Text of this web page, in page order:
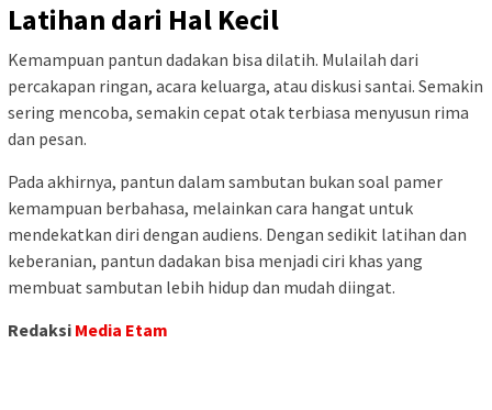
Latihan dari Hal Kecil
Kemampuan pantun dadakan bisa dilatih. Mulailah dari
percakapan ringan, acara keluarga, atau diskusi santai. Semakin
sering mencoba, semakin cepat otak terbiasa menyusun rima
dan pesan.
Pada akhirnya, pantun dalam sambutan bukan soal pamer
kemampuan berbahasa, melainkan cara hangat untuk
mendekatkan diri dengan audiens. Dengan sedikit latihan dan
keberanian, pantun dadakan bisa menjadi ciri khas yang
membuat sambutan lebih hidup dan mudah diingat.
Redaksi Media Etam